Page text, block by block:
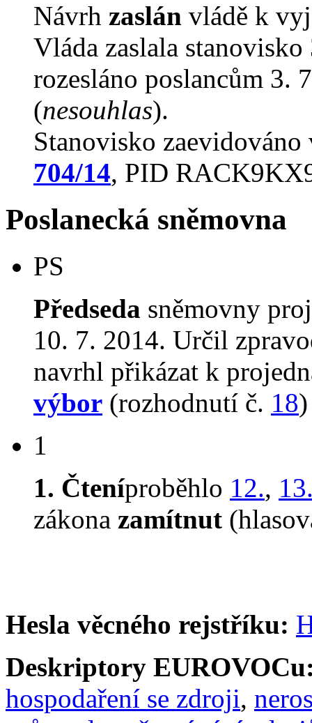
Návrh zaslán vládě k
Vláda zaslala
rozesláno poslancům 3.
(nesouhlas).
Stanovisko
704/14, PID
Poslanecká sněmovna
PS
Předseda sněmovny
10. 7. 2014. Určil
navrhl přikázat k
výbor (rozhodnutí č. 18)
1
1. Čteníproběhlo 12.,
zákona zamítnut
Hesla věcného rejstříku:
Deskriptory
hospodaření se zdroji,